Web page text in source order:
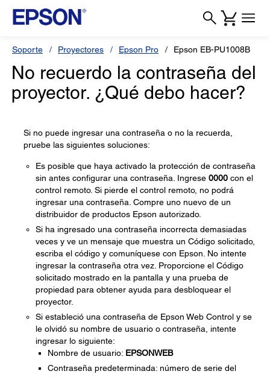
Soporte Proyectores Epson Pro Epson EB-PU1008B
No recuerdo la contraseña del
proyector. ¿Qué debo hacer?
Si no puede ingresar una contraseña o no la recuerda,
pruebe las siguientes soluciones:
Es posible que haya activado la protección de contraseña
sin antes configurar una contraseña. Ingrese 0000 con el
control remoto. Si pierde el control remoto, no podrá
ingresar una contraseña. Compre uno nuevo de un
distribuidor de productos Epson autorizado.
Si ha ingresado una contraseña incorrecta demasiadas
veces y ve un mensaje que muestra un Código solicitado,
escriba el código y comuníquese con Epson. No intente
ingresar la contraseña otra vez. Proporcione el Código
solicitado mostrado en la pantalla y una prueba de
propiedad para obtener ayuda para desbloquear el
proyector.
Si estableció una contraseña de Epson Web Control y se
le olvidó su nombre de usuario o contraseña, intente
ingresar lo siguiente:
Nombre de usuario: EPSONWEB
Contraseña predeterminada: número de serie del